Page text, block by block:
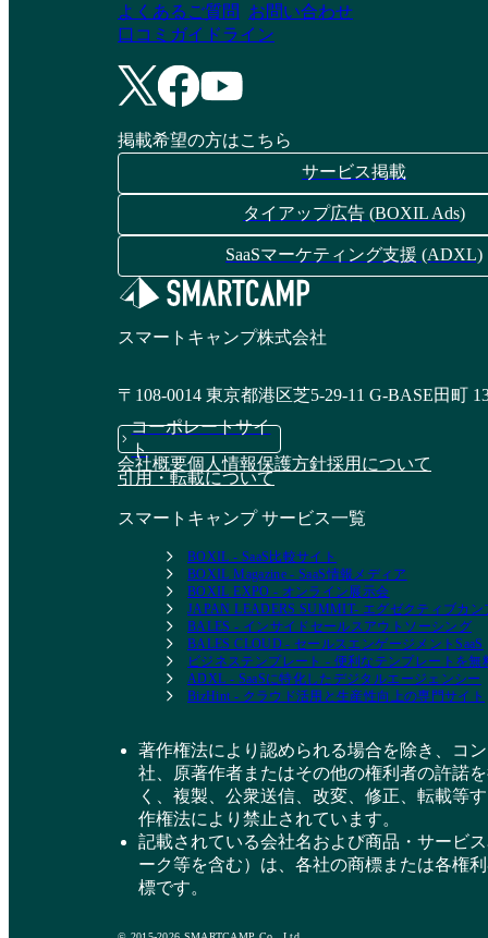
よくあるご質問
お問い合わせ
口コミガイドライン
掲載希望の方はこちら
サービス掲載
タイアップ広告 (BOXIL Ads)
SaaSマーケティング支援 (ADXL)
スマートキャンプ株式会社
〒108-0014 東京都港区芝5-29-11 G-BASE田町
コーポレートサイ
ト
会社概要個人情報保護方針採用について
引用・転載について
スマートキャンプ サービス一覧
BOXIL - SaaS比較サイト
BOXIL Magazine - SaaS情報メディア
BOXIL EXPO - オンライン展示会
JAPAN LEADERS SUMMIT- エグゼクティブカン
BALES - インサイドセールスアウトソーシング
BALES CLOUD - セールスエンゲージメントSaaS
ビジネステンプレート - 便利なテンプレートを無
ADXL - SaaSに特化したデジタルエージェンシー
BizHint - クラウド活用と生産性向上の専門サイト
著作権法により認められる場合を除き、コ
社、原著作者またはその他の権利者の許諾
く、複製、公衆送信、改変、修正、転載等
作権法により禁止されています。
記載されている会社名および商品・サービ
ーク等を含む）は、各社の商標または各権
標です。